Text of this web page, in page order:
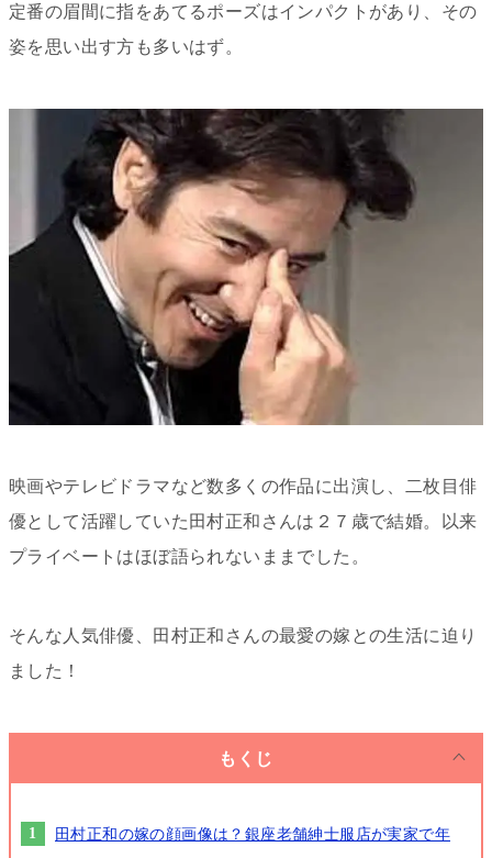
定番の眉間に指をあてるポーズはインパクトがあり、その
姿を思い出す方も多いはず。
映画やテレビドラマなど数多くの作品に出演し、二枚目俳
優として活躍していた田村正和さんは２７歳で結婚。以来
プライベートはほぼ語られないままでした。
そんな人気俳優、田村正和さんの最愛の嫁との生活に迫り
ました！
もくじ
田村正和の嫁の顔画像は？銀座老舗紳士服店が実家で年